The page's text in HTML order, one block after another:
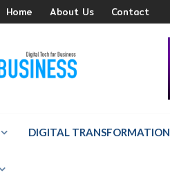
Home About Us Contact
DIGITAL TRANSFORMATION